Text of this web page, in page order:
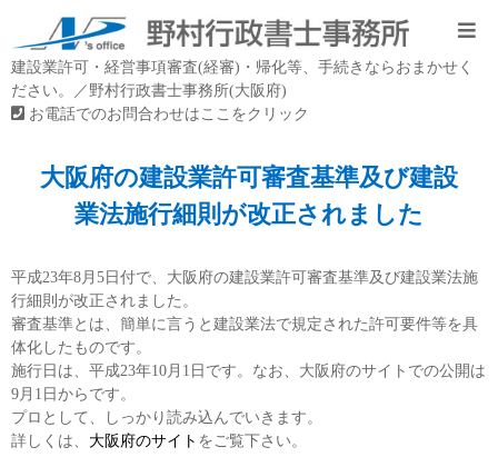
建設業許可・経営事項審査(経審)・帰化等、手続きならおまかせく
ださい。／野村行政書士事務所(大阪府)
お電話でのお問合わせはここをクリック
大阪府の建設業許可審査基準及び建設
業法施行細則が改正されました
平成23年8月5日付で、大阪府の建設業許可審査基準及び建設業法施
行細則が改正されました。
審査基準とは、簡単に言うと建設業法で規定された許可要件等を具
体化したものです。
施行日は、平成23年10月1日です。なお、大阪府のサイトでの公開は
9月1日からです。
プロとして、しっかり読み込んでいきます。
詳しくは、 大阪府のサイト をご覧下さい。